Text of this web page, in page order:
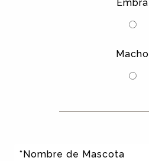
Embra
Macho
*Nombre de Mascota